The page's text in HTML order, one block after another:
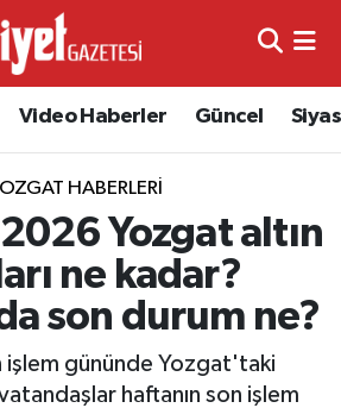
Video Haberler Güncel
HABERLERI
Yozgat altın
ne kadar?
son durum ne?
işlem gününde Yozgat'taki
haftanın son işlem